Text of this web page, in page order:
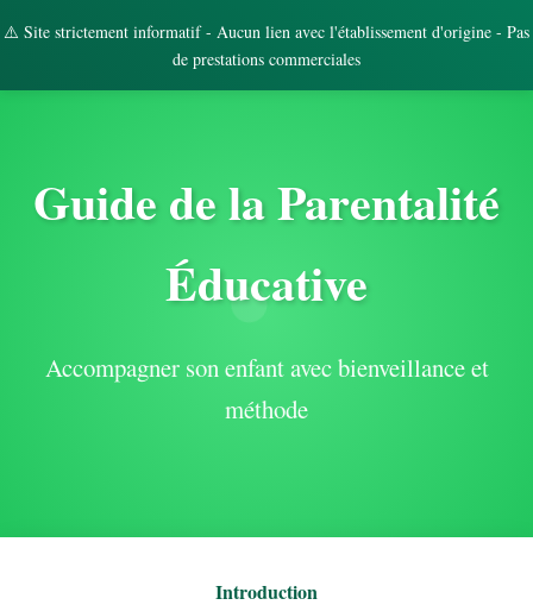
⚠️ Site strictement informatif - Aucun lien avec l'établissement d'origine - Pas
de prestations commerciales
Guide de la Parentalité
Éducative
Accompagner son enfant avec bienveillance et
méthode
Introduction